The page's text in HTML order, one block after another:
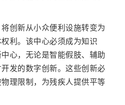
创新从小众便利设施转变为
利。该中心必须成为知识
心，无论是智能假肢、辅助
发的数字创新。这些创新必
理限制，为残疾人提供平等